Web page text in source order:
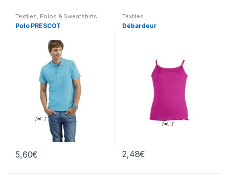
Textiles Polos & Sweatshirts
Polo PRESCOT
5,60€
Textiles
Débardeur
2,48€